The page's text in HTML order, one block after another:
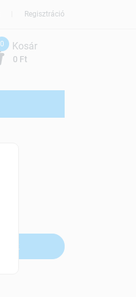
Regisztráció
0
0 Ft
Kosár